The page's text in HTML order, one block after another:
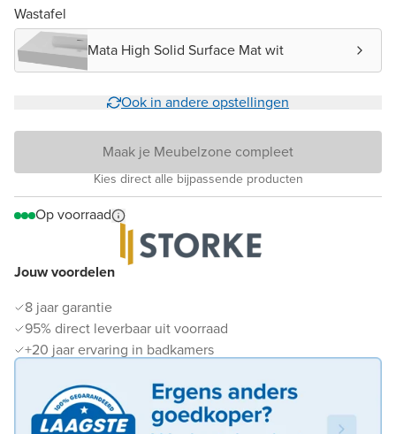
Jouw voordelen
8 jaar garantie
95% direct leverbaar uit voorraad
+20 jaar ervaring in badkamers
Wastafel
Mata High Solid Surface Mat wit
Ook in andere opstellingen
Maak je Meubelzone compleet
Kies direct alle bijpassende producten
Op voorraad